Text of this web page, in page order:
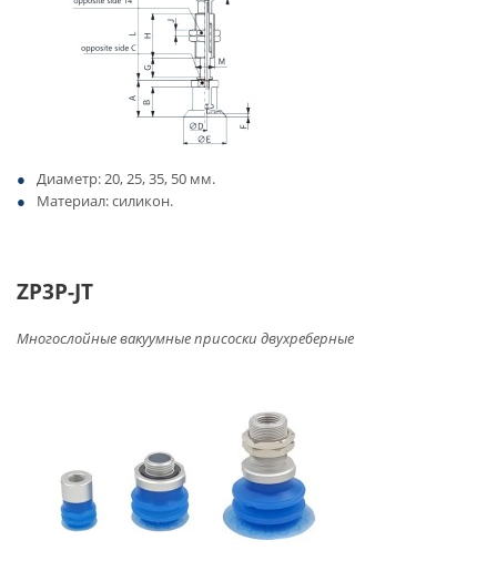
Диаметр: 20, 25, 35, 50 мм.
Материал: силикон.
ZP3P-JT
Многослойные вакуумные присоски двухреберные